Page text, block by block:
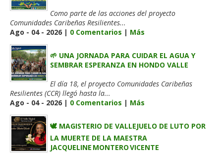
Como parte de las acciones del proyecto
Comunidades Caribeñas Resilientes...
Ago - 04 - 2026 | 0 Comentarios | Más
🌱 UNA JORNADA PARA CUIDAR EL AGUA Y
SEMBRAR ESPERANZA EN HONDO VALLE
El día 18, el proyecto Comunidades Caribeñas
Resilientes (CCR) llegó hasta la...
Ago - 04 - 2026 | 0 Comentarios | Más
🕊️ MAGISTERIO DE VALLEJUELO DE LUTO POR
LA MUERTE DE LA MAESTRA
JACQUELINE MONTERO VICENTE